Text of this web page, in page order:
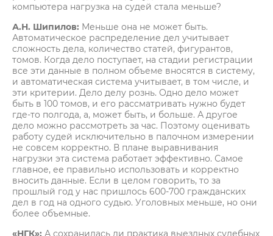
компьютера нагрузка на судей стала меньше?
А.Н. Шипилов: Меньше она не может быть.
Автоматическое распределение дел учитывает
сложность дела, количество статей, фигурантов,
томов. Когда дело поступает, на стадии регистрации
все эти данные в полном объеме вносятся в систему,
и автоматическая система учитывает, в том числе, и
эти критерии. Дело делу рознь. Одно дело может
быть в 100 томов, и его рассматривать нужно будет
где-то полгода, а, может быть, и больше. А другое
дело можно рассмотреть за час. Поэтому оценивать
работу судей исключительно в палочном измерении
не совсем корректно. В плане выравнивания
нагрузки эта система работает эффективно. Самое
главное, ее правильно использовать и корректно
вносить данные. Если в целом говорить, то за
прошлый год у нас пришлось 600-700 гражданских
дел в год на одного судью. Уголовных меньше, но они
более объемные.
«НГК»: А сохранилась ли практика выездных судебных